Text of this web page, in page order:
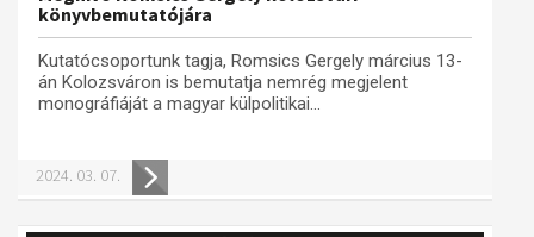
könyvbemutatójára
Kutatócsoportunk tagja, Romsics Gergely március 13-
án Kolozsváron is bemutatja nemrég megjelent
monográfiáját a magyar külpolitikai...
2024. 03. 07.